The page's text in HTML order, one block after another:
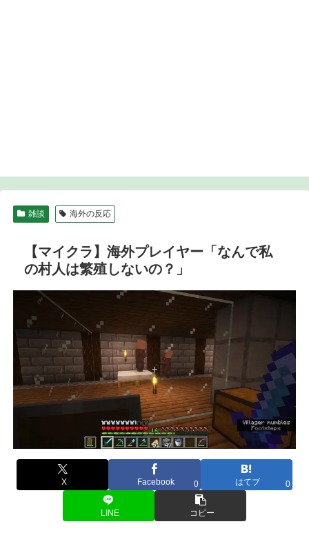
雑談 海外の反応
【マイクラ】海外プレイヤー「なんで私
の村人は繁殖しないの？」
X Facebook 0 はてブ 0
LINE コピー